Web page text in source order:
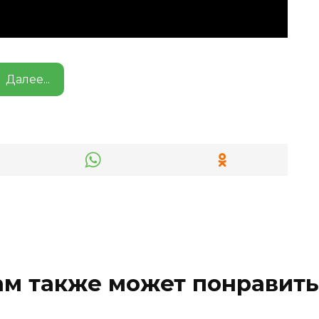
Далее...
также может